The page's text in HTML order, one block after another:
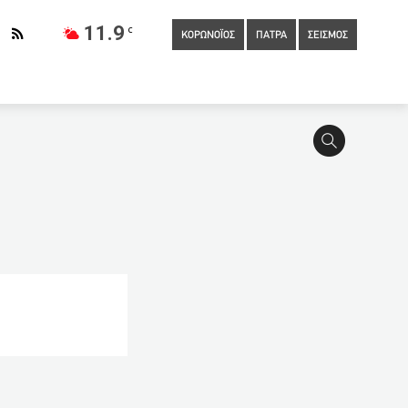
11.9 C
ΚΟΡΩΝΟΪΟΣ ΠΑΤΡΑ ΣΕΙΣΜΟΣ
η Επιτροπή Ποιότητας Ζωής του Δήμου Πάτρας